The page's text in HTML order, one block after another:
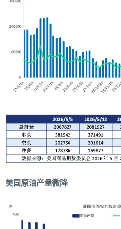
美国原油产量微降